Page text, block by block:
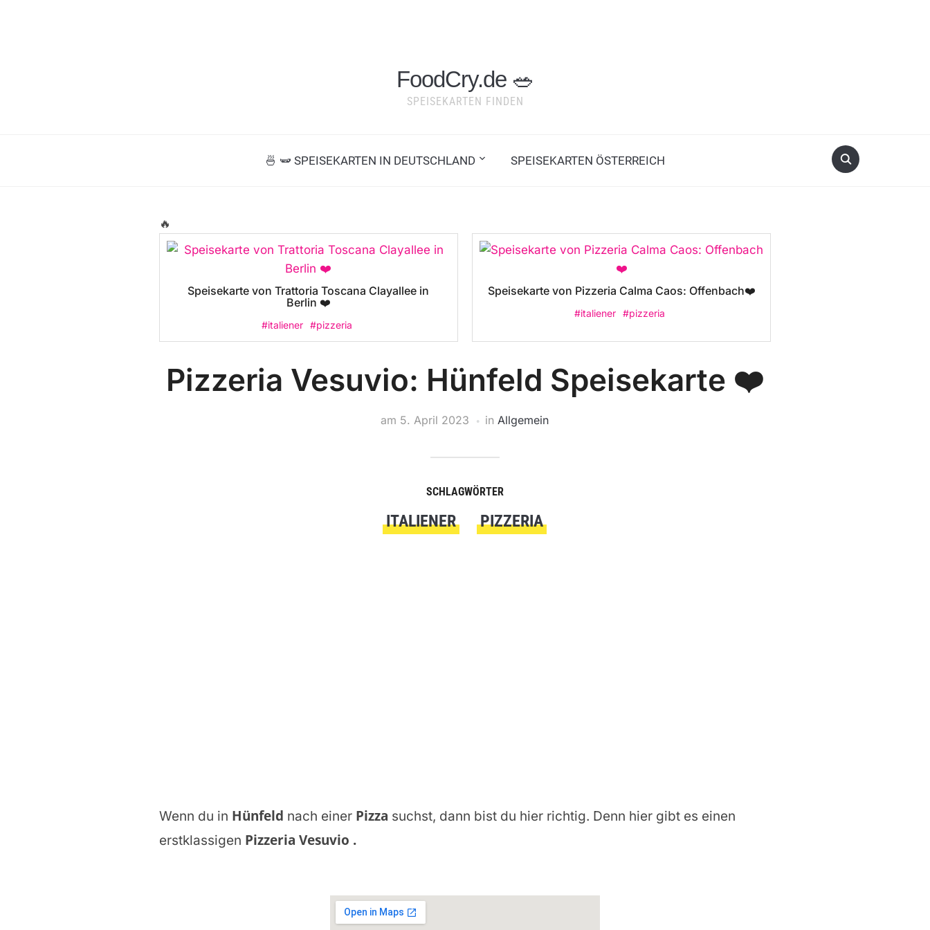
FoodCry.de 🥗
SPEISEKARTEN FINDEN
🍜 🫛 SPEISEKARTEN IN DEUTSCHLAND SPEISEKARTEN ÖSTERREICH
🔥
Speisekarte von Trattoria Toscana Clayallee in
Berlin ❤️
#italiener #pizzeria
Speisekarte von Pizzeria Calma Caos: Offenbach❤️
#italiener #pizzeria
Pizzeria Vesuvio: Hünfeld Speisekarte ❤️
am 5. April 2023 inAllgemein
SCHLAGWÖRTER
ITALIENER PIZZERIA
Wenn du in Hünfeld nach einerPizza suchst, dann bist du hier richtig. Denn hier gibt es einen
erstklassigen Pizzeria Vesuvio .